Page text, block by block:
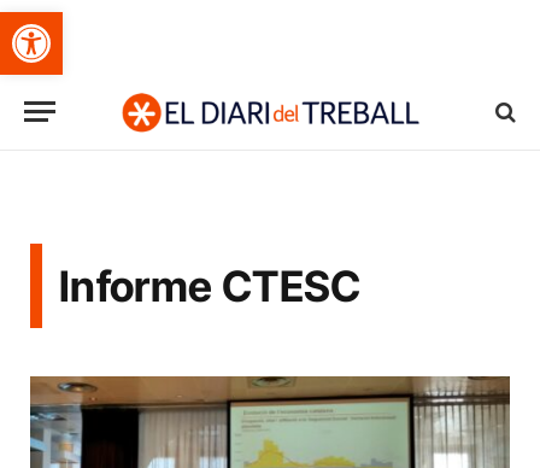
Obre la barra d'eines
Informe CTESC